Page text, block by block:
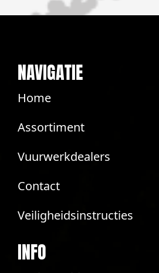
NAVIGATIE
Home
Assortiment
Vuurwerkdealers
Contact
Veiligheidsinstructies
INFO